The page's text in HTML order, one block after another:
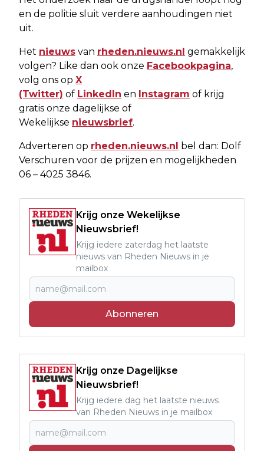
en de politie sluit verdere aanhoudingen niet
uit.
Het nieuws van rheden.nieuws.nl gemakkelijk
volgen? Like dan ook onze Facebookpagina,
volg ons op X
(Twitter) of LinkedIn en Instagram of krijg
gratis onze dagelijkse of
Wekelijkse nieuwsbrief.
Adverteren op rheden.nieuws.nl bel dan: Dolf
Verschuren voor de prijzen en mogelijkheden
06 – 4025 3846.
Krijg onze Wekelijkse
Nieuwsbrief!
Krijg iedere zaterdag het laatste
nieuws van Rheden Nieuws in je
mailbox
Abonneren
Krijg onze Dagelijkse
Nieuwsbrief!
Krijg iedere dag het laatste nieuws
van Rheden Nieuws in je mailbox